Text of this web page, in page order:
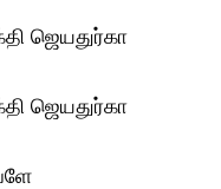
ஜெயதுர்கா
ஜெயதுர்கா